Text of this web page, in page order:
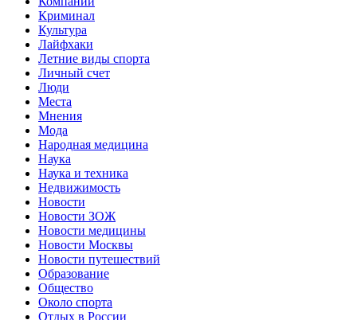
Криминал
Культура
Лайфхаки
Летние виды спорта
Личный счет
Люди
Места
Мнения
Мода
Народная медицина
Наука
Наука и техника
Недвижимость
Новости
Новости ЗОЖ
Новости медицины
Новости Москвы
Новости путешествий
Образование
Общество
Около спорта
Отдых в России